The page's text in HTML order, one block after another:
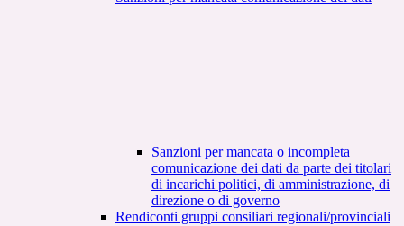
Sanzioni per mancata o incompleta
comunicazione dei dati da parte dei titolari
di incarichi politici, di amministrazione, di
direzione o di governo
Rendiconti gruppi consiliari regionali/provinciali